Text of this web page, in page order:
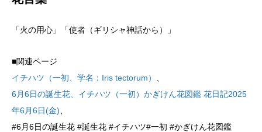
「火の用心」「使者（ギリシャ神話から）」
■関連ページ
イチハツ（一初、学名：Iris tectorum）
6月6日の誕生花、イチハツ（一初）かぎけん花図鑑 花日記2025
年6月6日(金)
#6月6日の誕生花 #誕生花 #イチハツ#一初 #かぎけん花図鑑